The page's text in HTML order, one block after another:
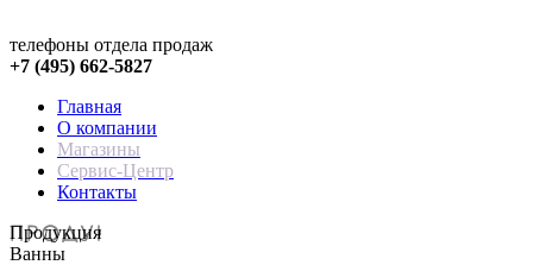
телефоны отдела продаж
+7 (495) 662-5827
Главная
О компании
Магазины
Сервис-Центр
Контакты
Продукция
Ванны